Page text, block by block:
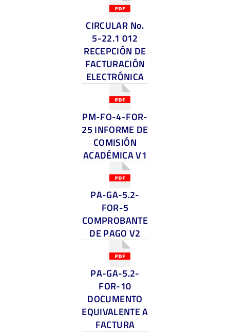
CIRCULAR No.
5-22.1 012
RECEPCIÓN DE
FACTURACIÓN
ELECTRÓNICA
PM-FO-4-FOR-
25 INFORME DE
COMISIÓN
ACADÉMICA V1
PA-GA-5.2-
FOR-5
COMPROBANTE
DE PAGO V2
PA-GA-5.2-
FOR-10
DOCUMENTO
EQUIVALENTE A
FACTURA